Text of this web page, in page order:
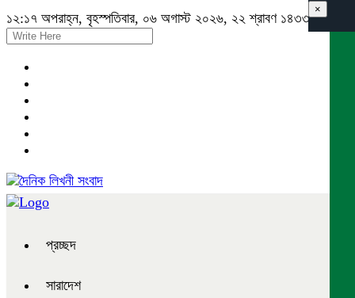
১২:১৭ অপরাহ্ন, বৃহস্পতিবার, ০৬ অগাস্ট ২০২৬, ২২ শ্রাবণ ১৪৩৩ বঙ্গাব্দ
প্রচ্ছদ
সারাদেশ
×